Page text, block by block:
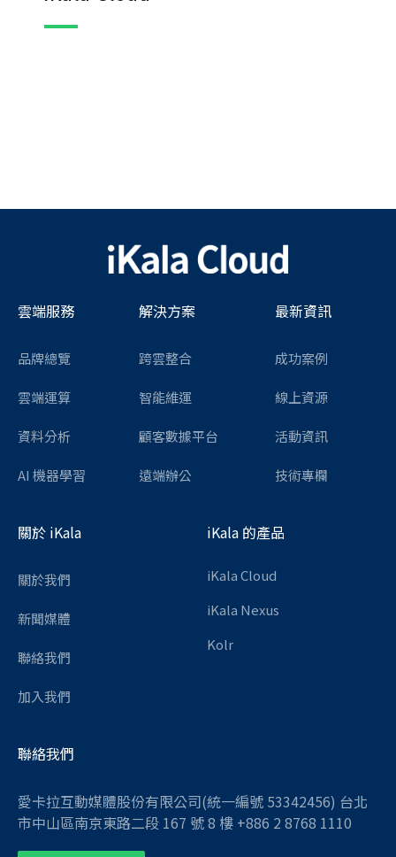
雲端服務
品牌總覽
雲端運算
資料分析
AI 機器學習
解決方案
跨雲整合
智能維運
顧客數據平台
遠端辦公
最新資訊
成功案例
線上資源
活動資訊
技術專欄
關於 iKala
關於我們
新聞媒體
聯絡我們
加入我們
iKala 的產品
iKala Cloud
iKala Nexus
Kolr
聯絡我們
愛卡拉互動媒體股份有限公司(統一編號 53342456) 台北
市中山區南京東路二段 167 號 8 樓 +886 2 8768 1110